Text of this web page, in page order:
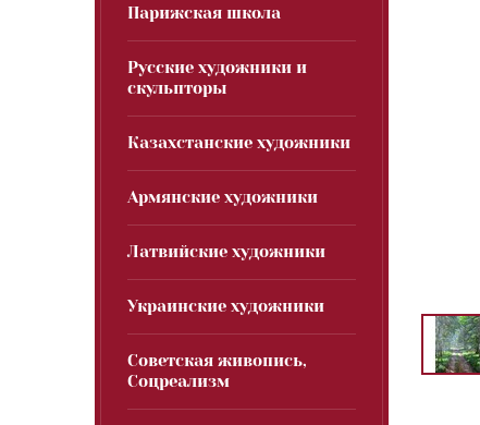
Парижская школа
Русские художники и
скульпторы
Казахстанские художники
Армянские художники
Латвийские художники
Украинские художники
Советская живопись,
Соцреализм